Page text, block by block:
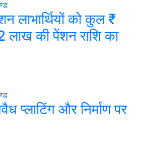
लाभार्थियों को कुल ₹
की पेंशन राशि का
प्लाटिंग और निर्माण पर